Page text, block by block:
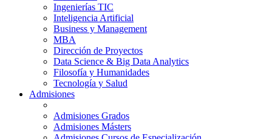
Ingenierías TIC
Inteligencia Artificial
Business y Management
MBA
Dirección de Proyectos
Data Science & Big Data Analytics
Filosofía y Humanidades
Tecnología y Salud
Admisiones
Admisiones Grados
Admisiones Másters